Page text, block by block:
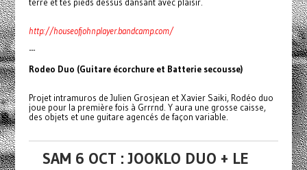
terre et tes pieds dessus dansant avec plaisir.
http://houseofjohnplayer.bandcamp.com/
---
Rodeo Duo (Guitare écorchure et Batterie secousse)
Projet intramuros de Julien Grosjean et Xavier Saiki, Rodéo duo
joue pour la première fois à Grrrnd. Y aura une grosse caisse,
des objets et une guitare agencés de façon variable.
SAM 6 OCT : JOOKLO DUO + LE